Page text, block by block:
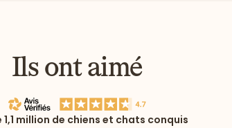
Ils ont aimé
1,1 million de chiens et chats conquis